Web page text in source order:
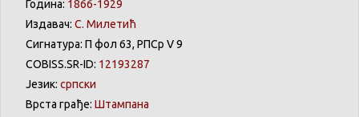
Година: 1866-1929
Издавач: С. Милетић
Сигнатура: П фол 63, РПСр V 9
COBISS.SR-ID: 12193287
Језик: српски
Врста грађе: Штампана